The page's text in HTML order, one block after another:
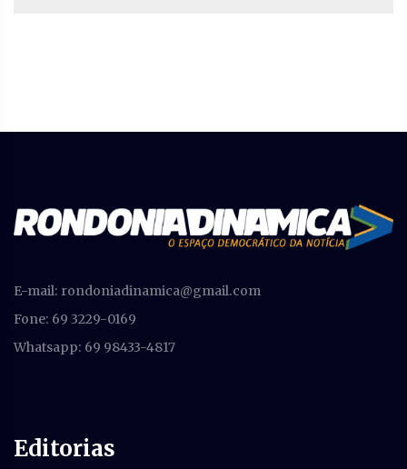
E-mail: rondoniadinamica@gmail.com
Fone: 69 3229-0169
Whatsapp: 69 98433-4817
Editorias